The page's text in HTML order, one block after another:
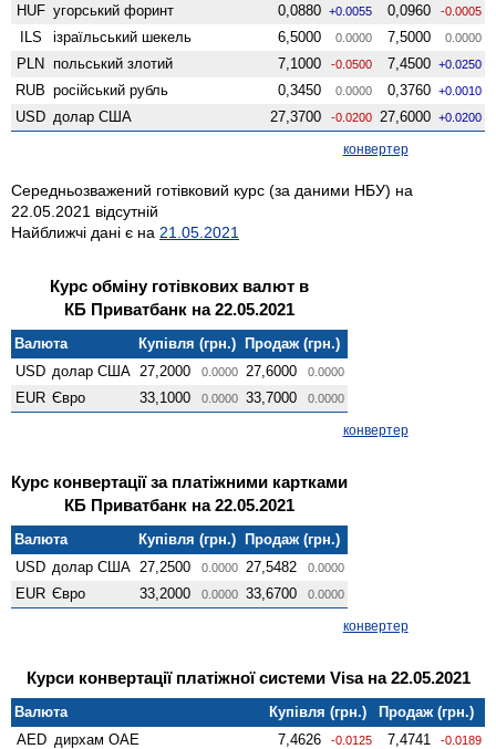
HUF угорський форинт 0,0880 +0.0055 0,0960 -0.0005
ILS ізраїльський шекель 6,5000 0.0000 7,5000 0.0000
PLN польський злотий 7,1000 -0.0500 7,4500 +0.0250
RUB російський рубль 0,3450 0.0000 0,3760 +0.0010
USD долар США 27,3700 -0.0200 27,6000 +0.0200
конвертер
Середньозважений готівковий курс (за даними НБУ) на
22.05.2021 відсутній
Найближчі дані є на 21.05.2021
Курс обміну готівкових валют в
КБ Приватбанк на 22.05.2021
Валюта Купівля (грн.) Продаж (грн.)
USD долар США 27,2000 0.0000 27,6000 0.0000
EUR Євро 33,1000 0.0000 33,7000 0.0000
конвертер
Курс конвертації за платіжними картками
КБ Приватбанк на 22.05.2021
Валюта Купівля (грн.) Продаж (грн.)
USD долар США 27,2500 0.0000 27,5482 0.0000
EUR Євро 33,2000 0.0000 33,6700 0.0000
конвертер
Курси конвертації платіжної системи Visa на 22.05.2021
Валюта Купівля (грн.)
Продаж (грн.)
AED дирхам ОАЕ 7,4626 -0.0125 7,4741 -0.0189